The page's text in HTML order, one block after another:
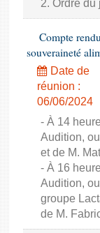
2. Ordre
Compte
souveraineté
Date de
réunion :
06/06/2024
- À 14
Audition,
et de M.
- À 16
Audition,
groupe
de M.